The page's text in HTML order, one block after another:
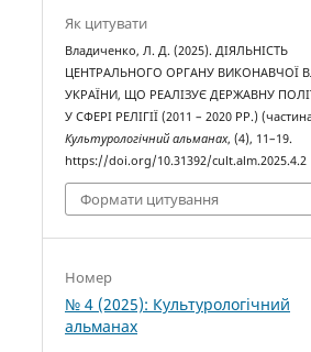
Як цитувати
Владиченко, Л. Д. (2025). ДІЯЛЬНІСТЬ
ЦЕНТРАЛЬНОГО ОРГАНУ ВИКОНАВЧОЇ
УКРАЇНИ, ЩО РЕАЛІЗУЄ ДЕРЖАВНУ
У СФЕРІ РЕЛІГІЇ (2011 – 2020 РР.)
Культурологічний альманах, (4), 11–19.
https://doi.org/10.31392/cult.alm.2025.4.2
Формати цитування
Номер
№ 4 (2025): Культурологічний
альманах